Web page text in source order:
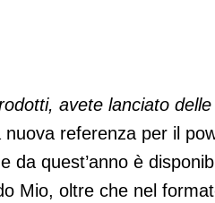
avete lanciato
referenza per il
da quest’anno è
Mio, oltre che nel